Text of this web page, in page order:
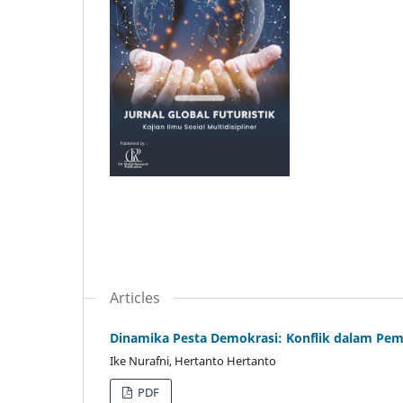
Articles
Dinamika Pesta Demokrasi: Konflik dalam
Ike Nurafni, Hertanto Hertanto
PDF